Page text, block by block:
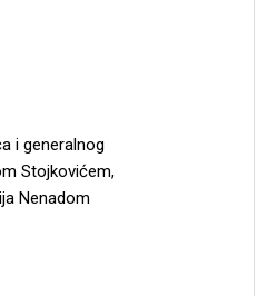
i generalnog
Stojkovićem,
Nenadom